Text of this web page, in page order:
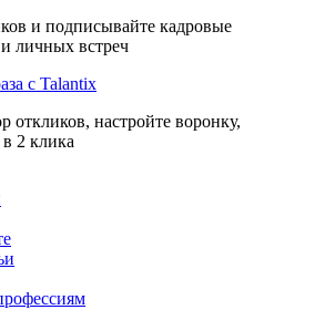
и подписывайте кадровые
личных встреч
с Talantix
откликов, настройте воронку,
2 клика